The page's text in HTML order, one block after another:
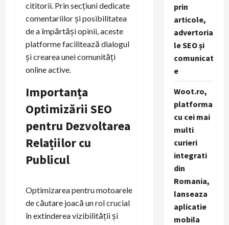
cititorii. Prin secțiuni dedicate
comentariilor și posibilitatea
de a împărtăși opinii, aceste
platforme facilitează dialogul
și crearea unei comunități
online active.
Importanța
Optimizării SEO
pentru Dezvoltarea
Relațiilor cu
Publicul
Optimizarea pentru motoarele
de căutare joacă un rol crucial
în extinderea vizibilității și
prin
articole,
advertoria
le SEO și
comunicat
e
Woot.ro,
platforma
cu cei mai
multi
curieri
integrati
din
Romania,
lanseaza
aplicatie
mobila